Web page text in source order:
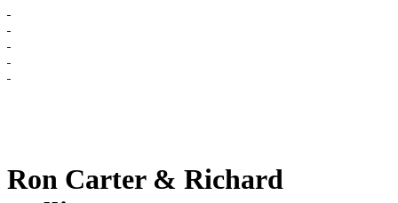
Ron Carter & Richard